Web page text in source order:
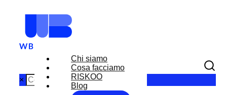
Chi siamo
Cosa facciamo
RISKOO
Blog
×